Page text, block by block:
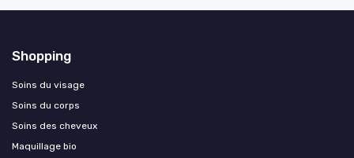
Shopping
Soins du visage
Soins du corps
Soins des cheveux
Maquillage bio